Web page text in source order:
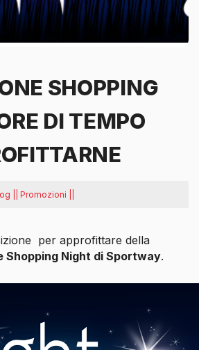
SHOPPING
DI TEMPO
|| Promozioni ||
per approfittare della
Shopping Night di Sportway.